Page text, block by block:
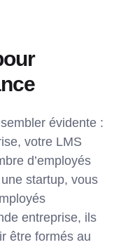
évidente :
votre LMS
d’employés
startup, vous
entreprise, ils
être formés au